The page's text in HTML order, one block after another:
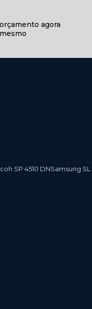
agora
mesmo
SP 4510 DN Samsung